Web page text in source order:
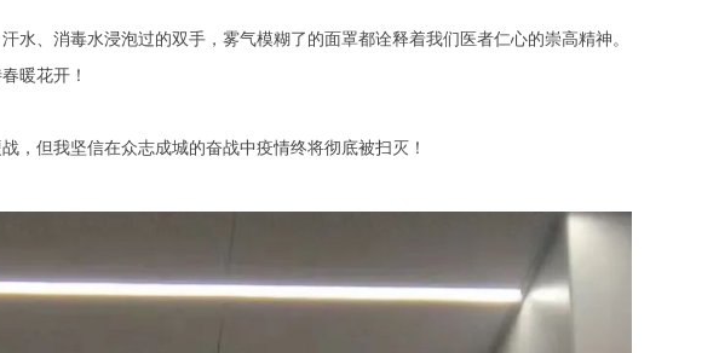
水、消毒水浸泡过的双手，雾气模糊了的面罩都诠释着我们医者仁心的崇高精神。
暖花开！
，但我坚信在众志成城的奋战中疫情终将彻底被扫灭！